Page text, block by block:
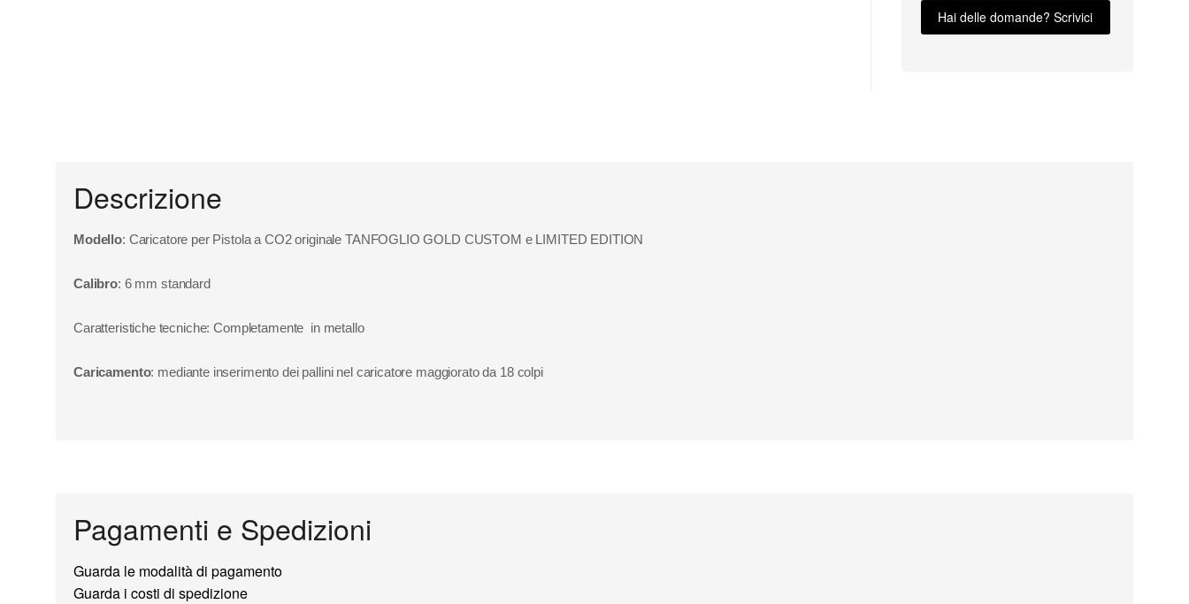
Hai delle domande? Scrivici
Descrizione
Modello: Caricatore per Pistola a CO2 originale TANFOGLIO GOLD CUSTOM e LIMITED EDITION
Calibro: 6 mm standard
Caratteristiche tecniche: Completamente in metallo
Caricamento: mediante inserimento dei pallini nel caricatore maggiorato da 18 colpi
Pagamenti e Spedizioni
Guarda le modalità di pagamento
Guarda i costi di spedizione